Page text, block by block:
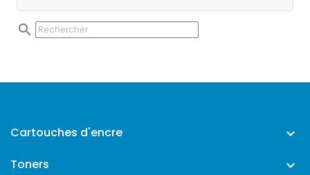
search
Cartouches d'encre 
Toners 